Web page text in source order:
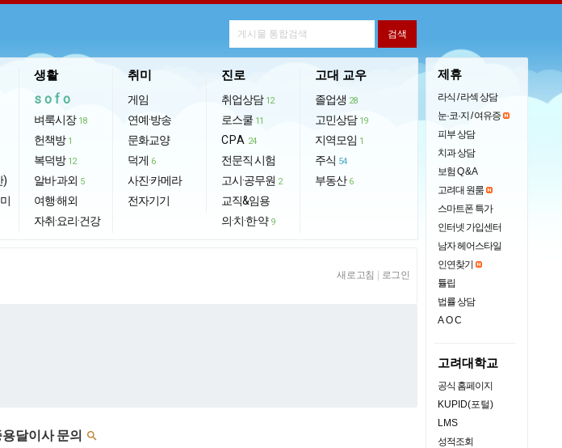
)
생활
sofo
벼룩시장 18
헌책방 1
복덕방 12
알바·과외 5
여행·해외
자취·요리·건강
취미
게임
연예·방송
문화교양
덕게 6
사진·카메라
전자기기
진로
취업상담 12
로스쿨 11
CPA 24
전문직 시험
고시·공무원 2
교직&임용
의·치·한·약 9
고대 교우
졸업생 28
고민상담 19
지역모임 1
주식 54
부동산 6
새로고침 로그인
달이사 문의 
제휴
라식 / 라섹 상담
눈·코·지 / 여유증
피부 상담
치과 상담
보험 Q & A
고려대 원룸
스마트폰 특가
인터넷 가입센터
남자 헤어스타일
인연찾기
튤립
법률 상담
AOC
고려대학교
공식 홈페이지
KUPID(포털)
LMS
성적조회